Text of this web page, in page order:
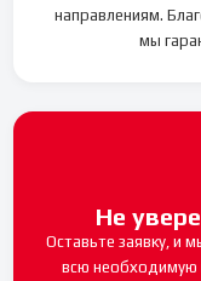
направлениям.
мы
Не
Оставьте заявку, и
всю необходимую